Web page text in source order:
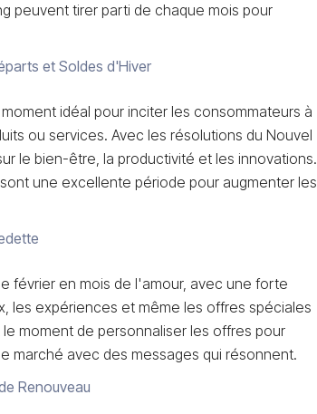
peuvent tirer parti de chaque mois pour
et Soldes d'Hiver
idéal pour inciter les consommateurs à
ou services. Avec les résolutions du Nouvel
le bien-être, la productivité et les innovations.
une excellente période pour augmenter les
février en mois de l'amour, avec une forte
les expériences et même les offres spéciales
moment de personnaliser les offres pour
marché avec des messages qui résonnent.
Renouveau